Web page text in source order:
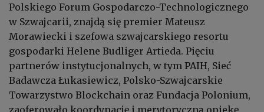
Polskiego Forum Gospodarczo-Technologicznego
w Szwajcarii, znajdą się premier Mateusz
Morawiecki i szefowa szwajcarskiego resortu
gospodarki Helene Budliger Artieda. Pięciu
partnerów instytucjonalnych, w tym PAIH, Sieć
Badawcza Łukasiewicz, Polsko-Szwajcarskie
Towarzystwo Blockchain oraz Fundacja Polonium,
zaoferowało koordynację i merytoryczną opiekę